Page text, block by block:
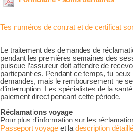
Tes numéros de contrat et de certificat
Le traitement des demandes de
pendant les premières semaines des
puisque l’assureur doit attendre de
particpant·es. Pendant ce temps, tu
demandes, mais le remboursement ne
d’interruption. Les spécialistes de la
paiement direct pendant cette période.
Réclamations voyage
Pour plus d'information sur les
Passeport voyage et la description